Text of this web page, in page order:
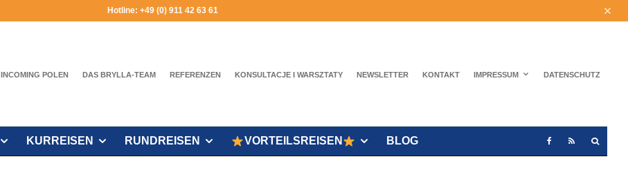
Hotline: +49 (0) 911 42 63 61
INCOMING POLEN DAS BRYLLA-TEAM REFERENZEN KONSULTACJE I WARSZTATY NEWSLETTER KONTAKT IMPRESSUM DATENSCHUTZ
KURREISEN RUNDREISEN VORTEILSREISEN BLOG